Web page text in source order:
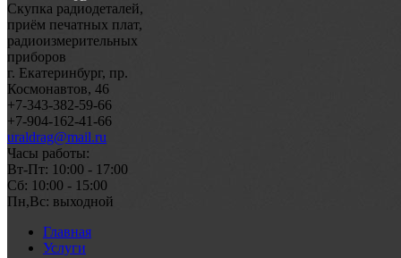
Скупка радиодеталей,
приём печатных плат,
радиоизмерительных
приборов
г. Екатеринбург, пр.
Космонавтов, 46
+7-343-382-59-66
+7-904-162-41-66
uraldrag@mail.ru
Часы работы:
Вт-Пт: 10:00 - 17:00
Сб: 10:00 - 15:00
Пн,Вс: выходной
Главная
Услуги